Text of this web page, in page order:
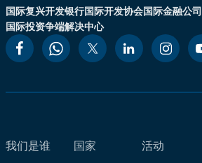
国际复兴开发银行国际开发协会国际金融公司
国际投资争端解决中心
我们是谁
国家
活动